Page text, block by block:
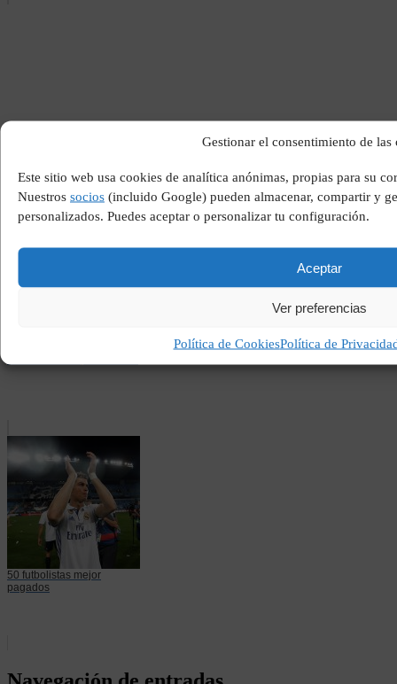
Gestionar el consentimiento de las
Este sitio web usa cookies de analítica anónimas, propias para su
Nuestros socios (incluido Google) pueden almacenar, compartir y
personalizados. Puedes aceptar o personalizar tu configuración.
Aceptar
Ver preferencias
Política de CookiesPolítica de
50 futbolistas mejor
pagados